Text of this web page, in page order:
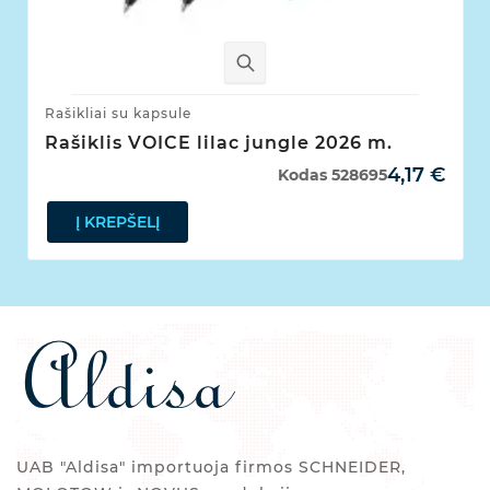
Rašikliai su kapsule
Rašiklis VOICE lilac jungle 2026 m.
4,17 €
Kodas 528695
Į KREPŠELĮ
UAB "Aldisa" importuoja firmos SCHNEIDER,